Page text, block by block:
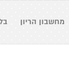
מחשבון הריון